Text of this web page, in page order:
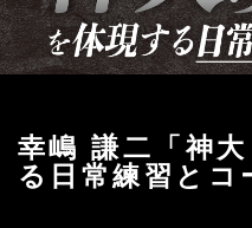
幸嶋 謙二「神
る日常練習とコ